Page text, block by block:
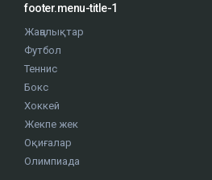
footer.menu-title-1
Жаңалықтар
Футбол
Теннис
Бокс
Хоккей
Жекпе жек
Оқиғалар
Олимпиада